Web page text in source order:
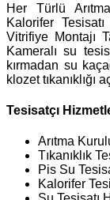
Her Türlü
Kalorifer
Vitrifiye Montajı
Kameralı su
kırmadan su
klozet tıkanıklığı
Tesisatçı
Arıtma
Tıkanıklık
Pis Su
Kalorifer